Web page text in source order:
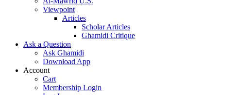
Viewpoint
Articles
Scholar Articles
Ghamidi Critique
Ask a Question
Ask Ghamidi
Download App
Account
Cart
Membership Login